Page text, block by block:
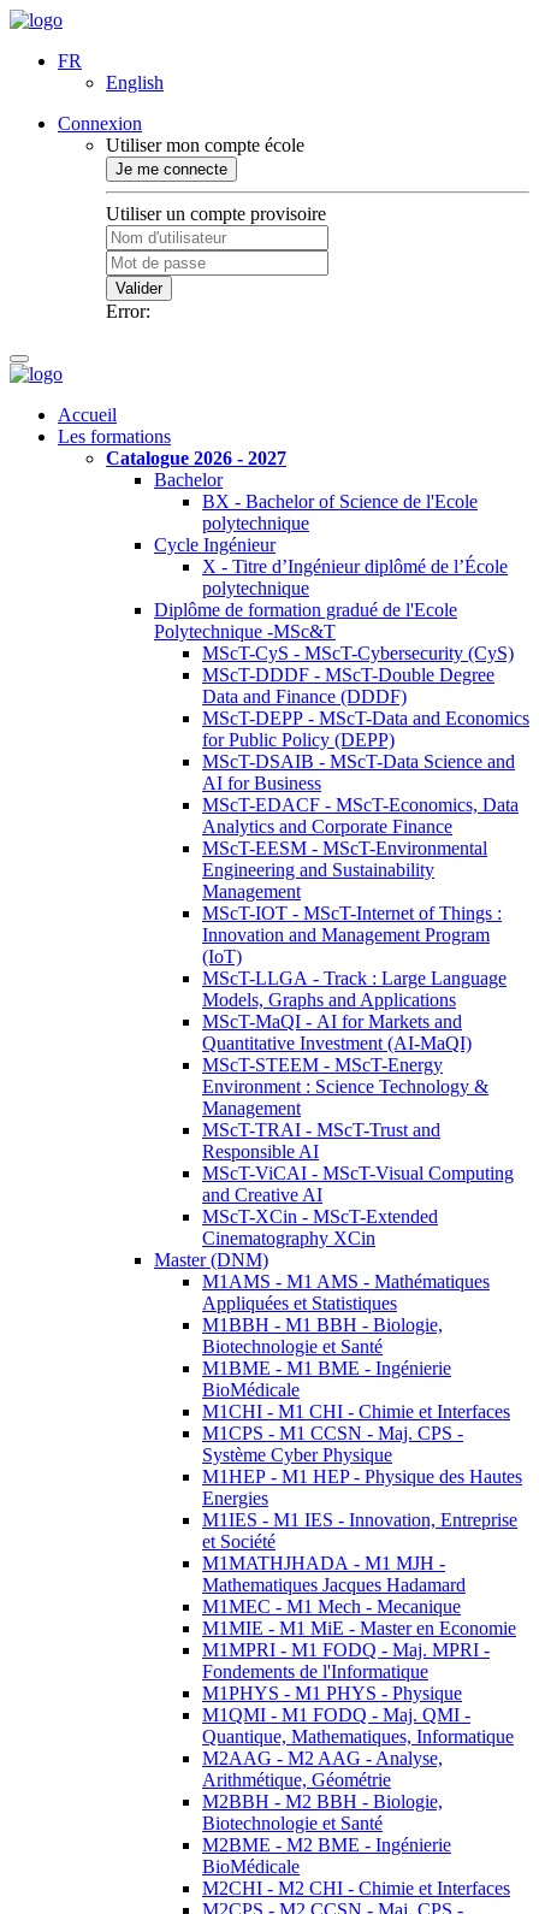
FR
English
Connexion
Utiliser mon compte école
Je me connecte
Utiliser un compte provisoire
Valider
Error:
Accueil
Les formations
Catalogue 2026 - 2027
Bachelor
BX - Bachelor of Science de l'Ecole
polytechnique
Cycle Ingénieur
X - Titre d’Ingénieur diplômé de l’École
polytechnique
Diplôme de formation gradué de l'Ecole
Polytechnique -MSc&T
MScT-CyS - MScT-Cybersecurity (CyS)
MScT-DDDF - MScT-Double Degree
Data and Finance (DDDF)
MScT-DEPP - MScT-Data and Economics
for Public Policy (DEPP)
MScT-DSAIB - MScT-Data Science and
AI for Business
MScT-EDACF - MScT-Economics, Data
Analytics and Corporate Finance
MScT-EESM - MScT-Environmental
Engineering and Sustainability
Management
MScT-IOT - MScT-Internet of Things :
Innovation and Management Program
(IoT)
MScT-LLGA - Track : Large Language
Models, Graphs and Applications
MScT-MaQI - AI for Markets and
Quantitative Investment (AI-MaQI)
MScT-STEEM - MScT-Energy
Environment : Science Technology &
Management
MScT-TRAI - MScT-Trust and
Responsible AI
MScT-ViCAI - MScT-Visual Computing
and Creative AI
MScT-XCin - MScT-Extended
Cinematography XCin
Master (DNM)
M1AMS - M1 AMS - Mathématiques
Appliquées et Statistiques
M1BBH - M1 BBH - Biologie,
Biotechnologie et Santé
M1BME - M1 BME - Ingénierie
BioMédicale
M1CHI - M1 CHI - Chimie et Interfaces
M1CPS - M1 CCSN - Maj. CPS -
Système Cyber Physique
M1HEP - M1 HEP - Physique des Hautes
Energies
M1IES - M1 IES - Innovation, Entreprise
et Société
M1MATHJHADA - M1 MJH -
Mathematiques Jacques Hadamard
M1MEC - M1 Mech - Mecanique
M1MIE - M1 MiE - Master en Economie
M1MPRI - M1 FODQ - Maj. MPRI -
Fondements de l'Informatique
M1PHYS - M1 PHYS - Physique
M1QMI - M1 FODQ - Maj. QMI -
Quantique, Mathematiques, Informatique
M2AAG - M2 AAG - Analyse,
Arithmétique, Géométrie
M2BBH - M2 BBH - Biologie,
Biotechnologie et Santé
M2BME - M2 BME - Ingénierie
BioMédicale
M2CHI - M2 CHI - Chimie et Interfaces
M2CPS - M2 CCSN - Maj. CPS -